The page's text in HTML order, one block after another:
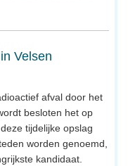
Velsen
afval door het
besloten het op
tijdelijke opslag
worden genoemd,
kandidaat.